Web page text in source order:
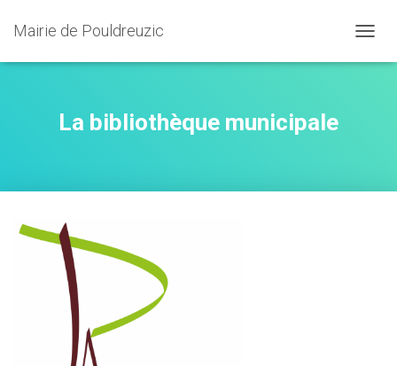
Mairie de Pouldreuzic
La bibliothèque municipale